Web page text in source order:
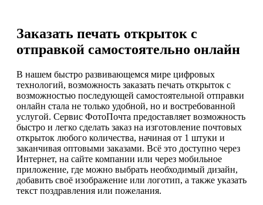
Заказать печать открыток с
отправкой самостоятельно онлайн
В нашем быстро развивающемся мире цифровых
технологий, возможность заказать печать открыток с
возможностью последующей самостоятельной отправки
онлайн стала не только удобной, но и востребованной
услугой. Сервис ФотоПочта предоставляет возможность
быстро и легко сделать заказ на изготовление почтовых
открыток любого количества, начиная от 1 штуки и
заканчивая оптовыми заказами. Всё это доступно через
Интернет, на сайте компании или через мобильное
приложение, где можно выбрать необходимый дизайн,
добавить своё изображение или логотип, а также указать
текст поздравления или пожелания.